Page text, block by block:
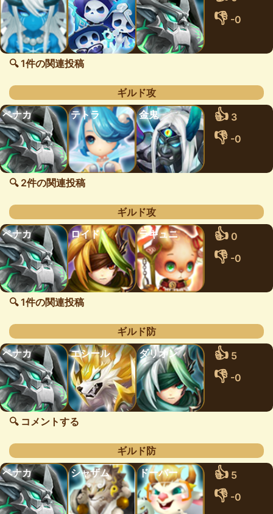
👎 -0
🔍 1件の関連投稿
ギルド攻
ペナカ
テトラ 金鬼 👍 3
👎 -0
🔍 2件の関連投稿
ギルド攻
ペナカ
ロイド ラキュニ 👍 0
👎 -0
🔍 1件の関連投稿
ギルド防
ペナカ
エシール ダリオン 👍 5
👎 -0
🔍 コメントする
ギルド防
ペナカ
シャザム ドーバー 👍 5
👎 -0